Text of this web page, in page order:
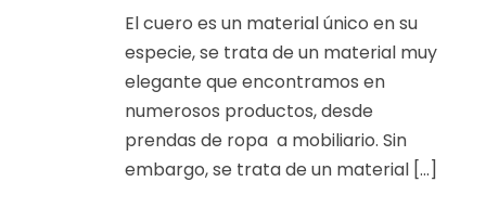
El cuero es un material único en su
especie, se trata de un material muy
elegante que encontramos en
numerosos productos, desde
prendas de ropa a mobiliario. Sin
embargo, se trata de un material [...]